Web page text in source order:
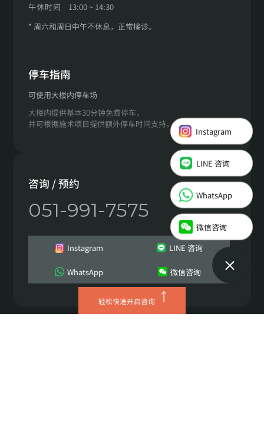
午休时间
13:00 ~ 14:30
* 周六和周日中午不休息，正常接诊。
停车指南
可使用大楼内停车场
大楼内提供基本30分钟免费停车，
并可根据施术项目提供额外停车时间支持。
咨询 / 预约
051-991-7575
Instagram LINE 咨询
WhatsApp 微信咨询
Instagram
LINE 咨询
WhatsApp
微信咨询
轻松快速开启咨询